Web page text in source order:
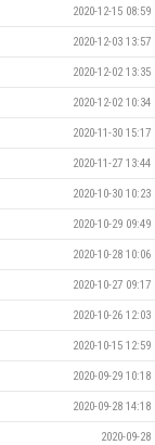
2020-12-15 08:59
2020-12-03 13:57
2020-12-02 13:35
2020-12-02 10:34
2020-11-30 15:17
2020-11-27 13:44
2020-10-30 10:23
2020-10-29 09:49
2020-10-28 10:06
2020-10-27 09:17
2020-10-26 12:03
2020-10-15 12:59
2020-09-29 10:18
2020-09-28 14:18
2020-09-28